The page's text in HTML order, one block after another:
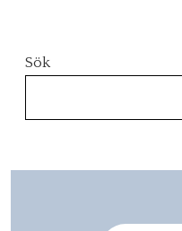
Sök